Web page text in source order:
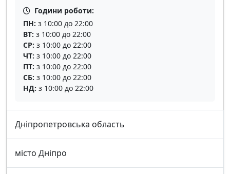
Години роботи:
ПН: з 10:00 до 22:00
ВТ: з 10:00 до 22:00
СР: з 10:00 до 22:00
ЧТ: з 10:00 до 22:00
ПТ: з 10:00 до 22:00
СБ: з 10:00 до 22:00
НД: з 10:00 до 22:00
Дніпропетровська область
місто Дніпро